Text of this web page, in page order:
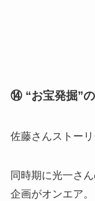
⑭ “お宝発掘”
佐藤さんストー
同時期に光一さ
企画がオンエア。